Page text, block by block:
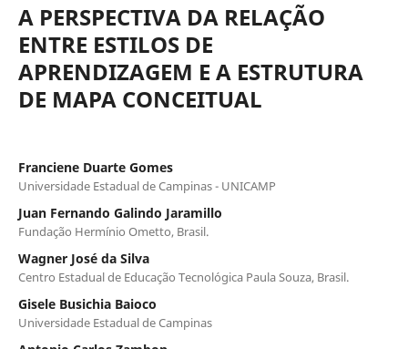
A PERSPECTIVA DA RELAÇÃO
ENTRE ESTILOS DE
APRENDIZAGEM E A ESTRUTURA
DE MAPA CONCEITUAL
Franciene Duarte Gomes
Universidade Estadual de Campinas - UNICAMP
Juan Fernando Galindo Jaramillo
Fundação Hermínio Ometto, Brasil.
Wagner José da Silva
Centro Estadual de Educação Tecnológica Paula Souza, Brasil.
Gisele Busichia Baioco
Universidade Estadual de Campinas